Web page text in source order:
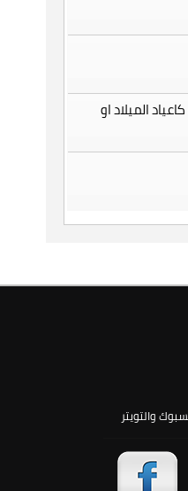
الميلاد او
والتويتر